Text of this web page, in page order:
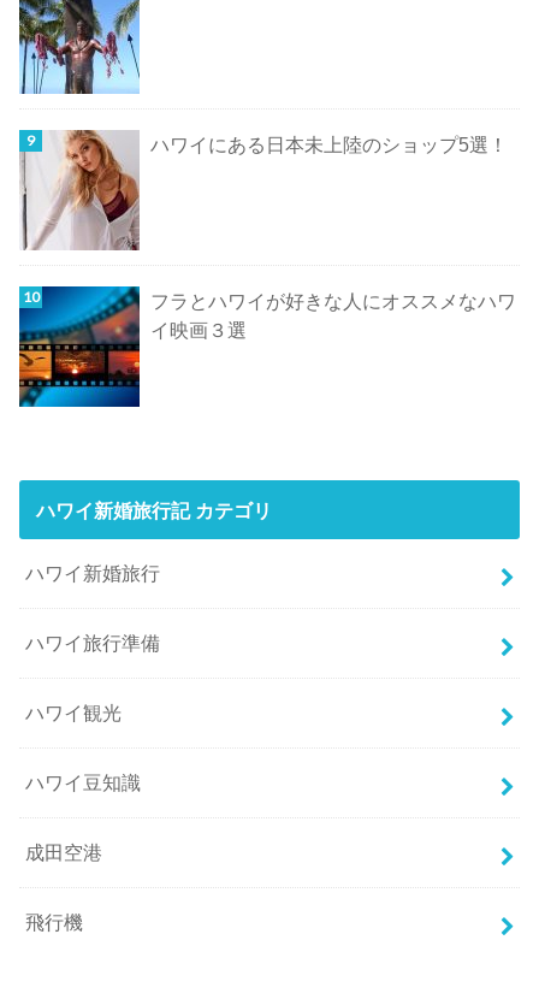
ハワイにある日本未上陸のショップ5選！
フラとハワイが好きな人にオススメなハワ
イ映画３選
ハワイ新婚旅行記 カテゴリ
ハワイ新婚旅行
ハワイ旅行準備
ハワイ観光
ハワイ豆知識
成田空港
飛行機